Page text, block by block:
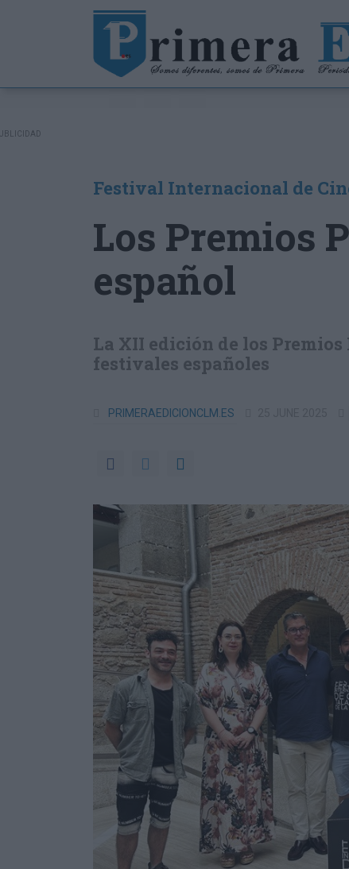
ÚLTIMAS NOTICIAS
Festival Internacional de
Los Premios
español
La XII edición de los
festivales españoles
PRIMERAEDICIONCLM.ES